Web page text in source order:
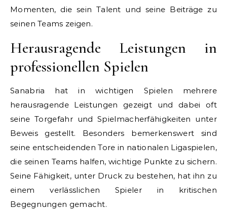
Momenten, die sein Talent und seine Beiträge zu
seinen Teams zeigen.
Herausragende Leistungen in
professionellen Spielen
Sanabria hat in wichtigen Spielen mehrere
herausragende Leistungen gezeigt und dabei oft
seine Torgefahr und Spielmacherfähigkeiten unter
Beweis gestellt. Besonders bemerkenswert sind
seine entscheidenden Tore in nationalen Ligaspielen,
die seinen Teams halfen, wichtige Punkte zu sichern.
Seine Fähigkeit, unter Druck zu bestehen, hat ihn zu
einem verlässlichen Spieler in kritischen
Begegnungen gemacht.